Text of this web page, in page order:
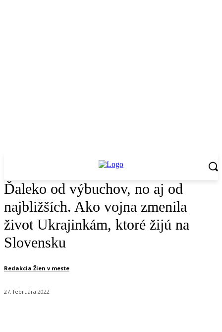
Ďaleko od výbuchov, no aj od
najbližších. Ako vojna zmenila
život Ukrajinkám, ktoré žijú na
Slovensku
Redakcia Žien v meste
27. februára 2022